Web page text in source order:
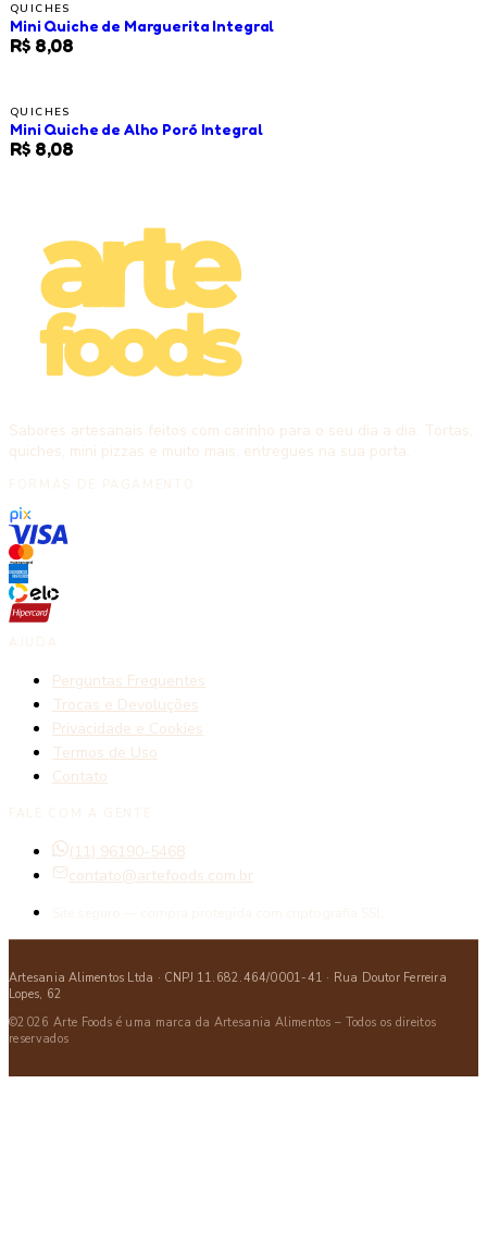
QUICHES
Mini Quiche de Marguerita Integral
R$ 8,08
QUICHES
Mini Quiche de Alho Poró Integral
R$ 8,08
Sabores artesanais feitos com carinho para o seu dia a dia. Tortas,
quiches, mini pizzas e muito mais, entregues na sua porta.
Perguntas Frequentes
Trocas e Devoluções
Privacidade e Cookies
Termos de Uso
Contato
(11) 96190-5468
contato@artefoods.com.br
Artesania Alimentos Ltda · CNPJ 11.682.464/0001-41 · Rua Doutor Ferreira
Lopes, 62
©2026 Arte Foods é uma marca da Artesania Alimentos – Todos os direitos
reservados